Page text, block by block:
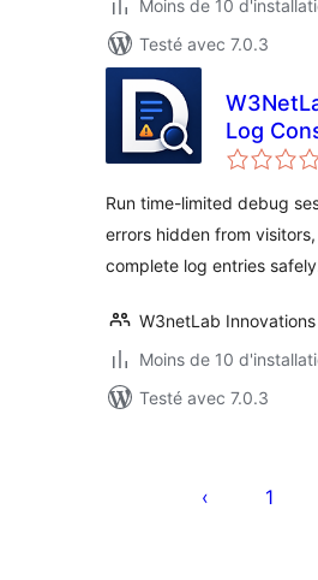
Moins de 10
Testé avec 7.0.3
Log
Run time-limited debug
errors hidden from
complete log entries
W3netLab Innovations
Moins de 10
Testé avec 7.0.3
1